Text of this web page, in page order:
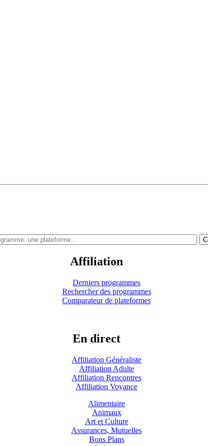
Affiliation
Derniers programmes
Rechercher des programmes
Comparateur de plateformes
En direct
Affiliation Généraliste
Affiliation Adulte
Affiliation Rencontres
Affiliation Voyance
Alimentaire
Animaux
Art et Culture
Assurances, Mutuelles
Bons Plans